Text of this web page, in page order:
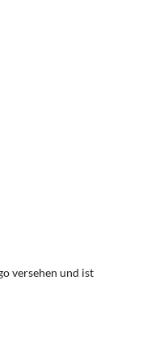
versehen und ist